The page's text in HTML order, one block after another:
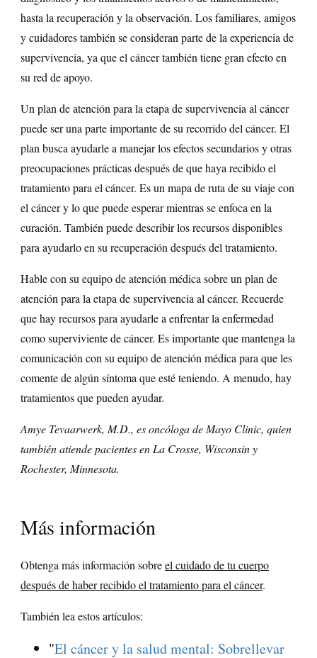
hasta la recuperación y la observación. Los familiares, amigos
y cuidadores también se consideran parte de la experiencia de
supervivencia, ya que el cáncer también tiene gran efecto en
su red de apoyo.
Un plan de atención para la etapa de supervivencia al cáncer
puede ser una parte importante de su recorrido del cáncer. El
plan busca ayudarle a manejar los efectos secundarios y otras
preocupaciones prácticas después de que haya recibido el
tratamiento para el cáncer. Es un mapa de ruta de su viaje con
el cáncer y lo que puede esperar mientras se enfoca en la
curación. También puede describir los recursos disponibles
para ayudarlo en su recuperación después del tratamiento.
Hable con su equipo de atención médica sobre un plan de
atención para la etapa de supervivencia al cáncer. Recuerde
que hay recursos para ayudarle a enfrentar la enfermedad
como superviviente de cáncer. Es importante que mantenga la
comunicación con su equipo de atención médica para que les
comente de algún síntoma que esté teniendo. A menudo, hay
tratamientos que pueden ayudar.
Amye Tevaarwerk, M.D., es oncóloga de Mayo Clinic, quien
también atiende pacientes en La Crosse, Wisconsin y
Rochester, Minnesota.
Más información
Obtenga más información sobreel cuidado de tu cuerpo
después de haber recibido el tratamiento para el cáncer.
También lea estos artículos:
"El cáncer y la salud mental: Sobrellevar